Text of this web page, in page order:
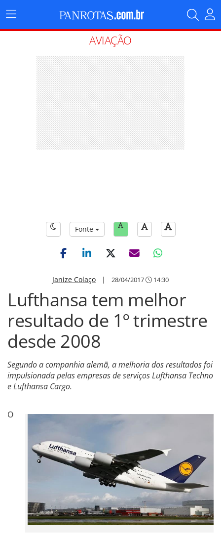
Menu
Principal
AVIAÇÃO
Fonte
Janize Colaço | 28/04/2017 14:30
Lufthansa tem melhor
resultado de 1º trimestre
desde 2008
Segundo a companhia alemã, a melhoria dos resultados foi
impulsionada pelas empresas de serviços Lufthansa Techno
e Lufthansa Cargo.
O